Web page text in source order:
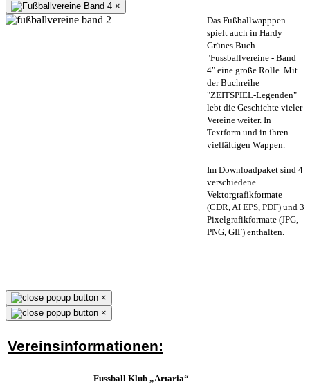
×
Das Fußballwapppen
spielt auch in Hardy
Grünes Buch
"Fussballvereine - Band
4" eine große Rolle. Mit
der Buchreihe
"ZEITSPIEL-Legenden"
lebt die Geschichte vieler
Vereine weiter. In
Textform und in ihren
vielfältigen Wappen.
Im Downloadpaket sind 4
verschiedene
Vektorgrafikformate
(CDR, AI EPS, PDF) und 3
Pixelgrafikformate (JPG,
PNG, GIF) enthalten.
×
×
Vereinsinformationen:
Fussball Klub „Artaria“